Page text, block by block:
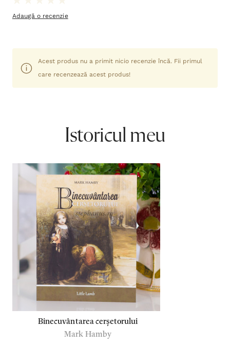
Adaugă o recenzie
Acest produs nu a primit nicio recenzie încă. Fii primul
care recenzează acest produs!
Istoricul meu
Binecuvântarea cerșetorului
Mark Hamby